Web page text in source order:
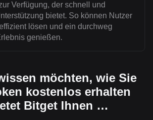
Verfügung, der schnell und
bietet. So können Nutzer
lösen und ein durchweg
genießen.
möchten, wie Sie
kostenlos erhalten
Bitget Ihnen …